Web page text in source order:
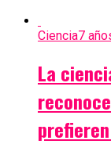
Ciencia7
La